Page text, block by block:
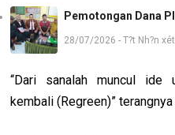
Pemotongan Dana
28/07/2026 - T?t Nh?n xét
“Dari sanalah muncul ide
kembali (Regreen)”